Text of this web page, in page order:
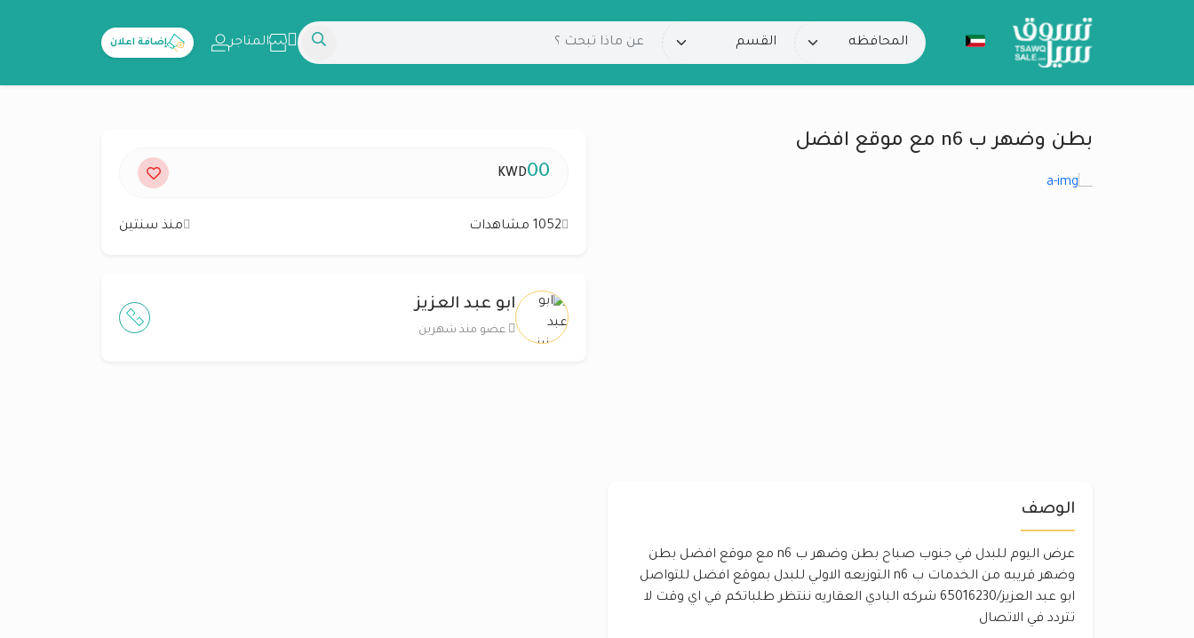
المتاجر إضافة اعلان
بطن وضهر ب n6 مع موقع افضل
الوصف
عرض اليوم للبدل في جنوب صباح بطن وضهر ب n6 مع موقع افضل بطن
وضهر قريبه من الخدمات ب n6 التوزيعه الاولي للبدل بموقع افضل للتواصل
ابو عبد العزيز/65016230 شركه البادي العقاريه ننتظر طلباتكم في اي وقت لا
تتردد في الاتصال
00
KWD
1052 مشاهدات منذ سنتين
ابو عبد العزيز
عضو منذ شهرين